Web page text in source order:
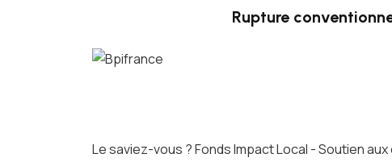
Rupture
Le saviez-vous ?Fonds Impact Local - Soutien